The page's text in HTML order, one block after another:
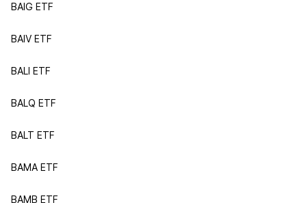
BAIG ETF
BAIV ETF
BALI ETF
BALQ ETF
BALT ETF
BAMA ETF
BAMB ETF